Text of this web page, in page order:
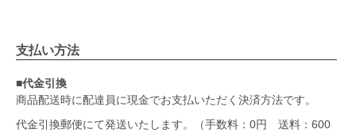
支払い方法
■代金引換
商品配送時に配達員に現金でお支払いただく決済方法です。
代金引換郵便にて発送いたします。（手数料：0円 送料：600